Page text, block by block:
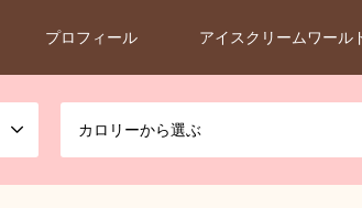
プロフィール アイスクリームワール
カロリーから選ぶ